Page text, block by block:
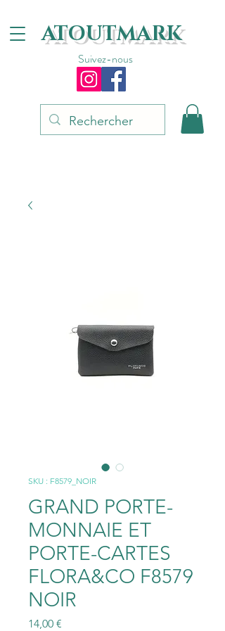
ATOUTMARK
Suivez-nous
SKU : F8579_NOIR
GRAND PORTE-
MONNAIE ET
PORTE-CARTES
FLORA&CO F8579
NOIR
14,00 €